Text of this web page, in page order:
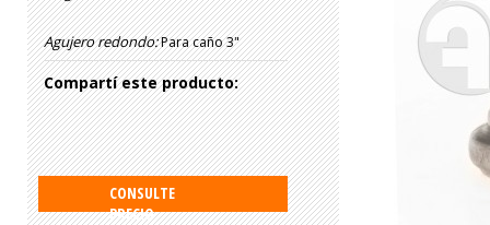
Agujero redondo:Para caño 3"
Compartí este producto:
CONSULTE
PRECIO